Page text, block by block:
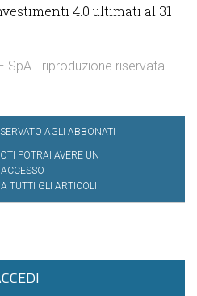
4.0 ultimati al 31
SpA - riproduzione riservata
AGLI ABBONATI
POTRAI AVERE UN
ACCESSO
TUTTI GLI ARTICOLI